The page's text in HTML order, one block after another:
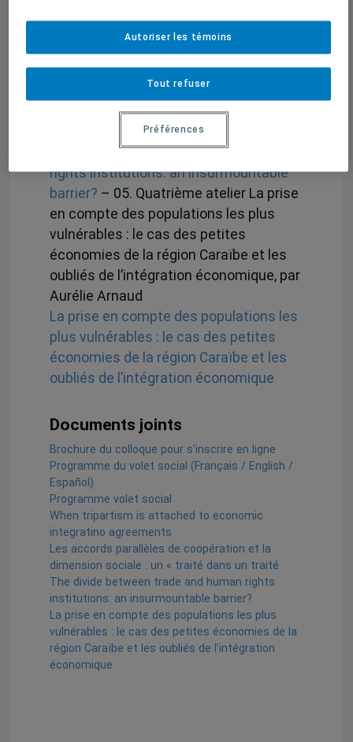
et la dimension sociale : un « traité dans
un traité– 04. Troisième atelier
(résumé en anglais) The divide between
trade and human rights institutions: an
insurmountable barrier? par Jessica
The divide between trade and human
rights institutions: an insurmountable
barrier? – 05. Quatrième atelier La prise
en compte des populations les plus
vulnérables : le cas des petites
économies de la région Caraïbe et les
oubliés de l’intégration économique, par
Aurélie Arnaud
La prise en compte des populations les
plus vulnérables : le cas des petites
économies de la région Caraïbe et les
oubliés de l’intégration économique
Documents joints
Brochure du colloque pour s’inscrire en ligne
Programme du volet social (Français / English /
Español)
Programme volet social
When tripartism is attached to economic
integratino agreements
Les accords parallèles de coopération et la
dimension sociale : un « traité dans un traité
The divide between trade and human rights
institutions: an insurmountable barrier?
La prise en compte des populations les plus
vulnérables : le cas des petites économies de la
région Caraïbe et les oubliés de l’intégration
économique
Tout refuser
Autoriser les témoins
Préférences